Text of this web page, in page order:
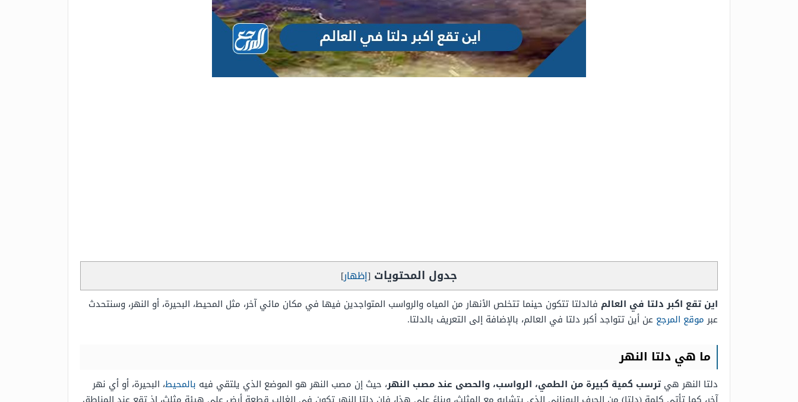
جدول المحتويات [إظهار]
اين تقع اكبر دلتا في العالم فالدلتا تتكون حينما تتخلص الأنهار من المياه والرواسب المتواجدين فيها في مكان مائي آخر، مثل المحيط، البحيرة، أو النهر، وسنتحدث
عبرموقع المرجع عن أين تتواجد أكبر دلتا في العالم، بالإضافة إلى التعريف بالدلتا.
ما هي دلتا النهر
دلتا النهر هي ترسب كمية كبيرة من الطمي، الرواسب، والحصى عند مصب النهر، حيث إن مصب النهر هو الموضع الذي يلتقي فيه بالمحيط، البحيرة، أو أي نهر